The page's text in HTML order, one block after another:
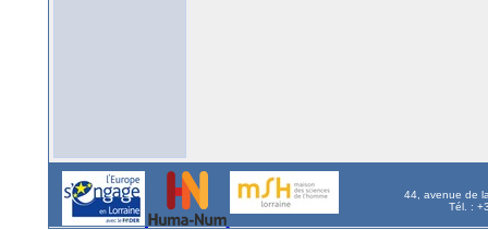
44, avenue de
Tél. :